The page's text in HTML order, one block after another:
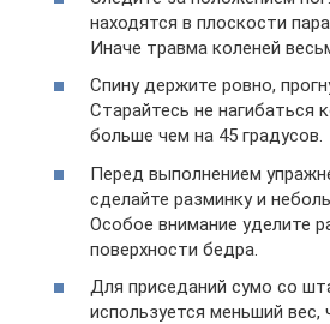
находятся в плоскости
Иначе травма коленей
Спину держите ровно,
Старайтесь не нагибаться
больше чем на 45 градусов.
Перед выполнением
сделайте разминку и
Особое внимание уделите
поверхности бедра.
Для приседаний сумо со
используется меньший вес,